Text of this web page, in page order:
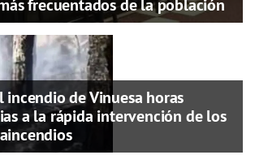
frecuentados de la población
de Vinuesa horas
a la rápida intervención de los